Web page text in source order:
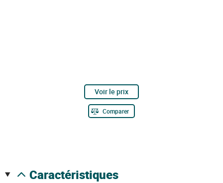
Voir le prix
Comparer
caractéristiques